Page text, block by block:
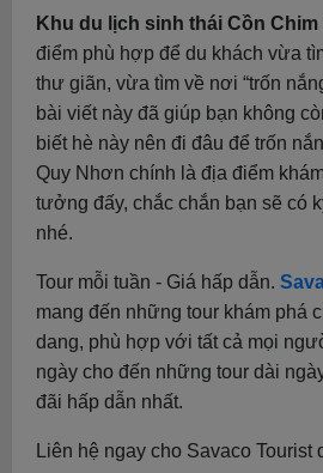
Khu du lịch sinh thái Cồn
điểm phù hợp để du khách vừa
thư giãn, vừa tìm về nơi “trốn
bài viết này đã giúp bạn không
biết hè này nên đi đâu để trốn
Quy Nhơn chính là địa điểm
tưởng đấy, chắc chắn bạn sẽ có
nhé.
Tour mỗi tuần - Giá hấp dẫn.
mang đến những tour khám phá
dang, phù hợp với tất cả mọi
ngày cho đến những tour dài
đãi hấp dẫn nhất.
Liên hệ ngay cho Savaco Tourist